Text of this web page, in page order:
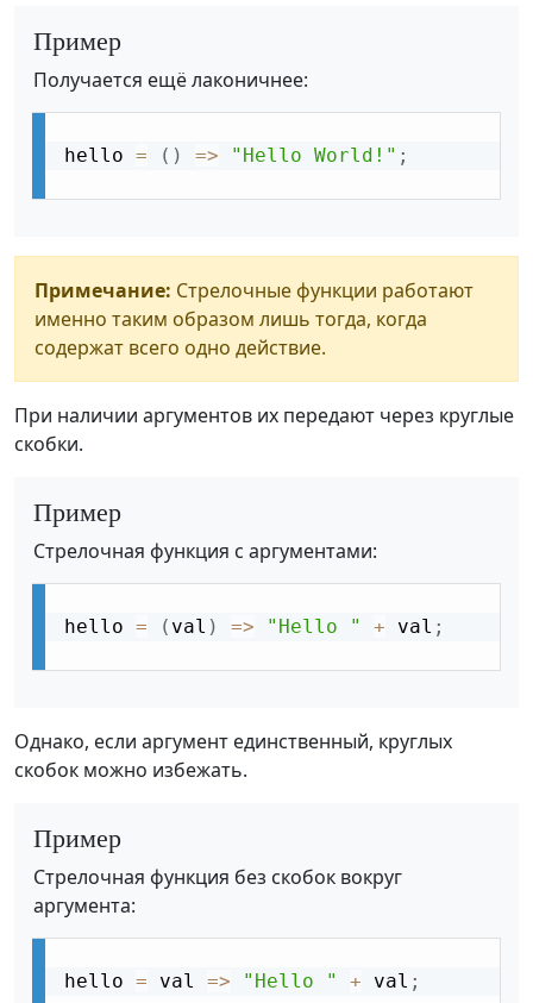
Пример
Получается ещё лаконичнее:
hello = ( ) => "Hello World!" ;
Примечание: Стрелочные функции работают
именно таким образом лишь тогда, когда
содержат всего одно действие.
При наличии аргументов их передают через круглые
скобки.
Пример
Стрелочная функция с аргументами:
hello = ( val ) => "Hello " + val ;
Однако, если аргумент единственный, круглых
скобок можно избежать.
Пример
Стрелочная функция без скобок вокруг
аргумента:
hello = val => "Hello " + val ;